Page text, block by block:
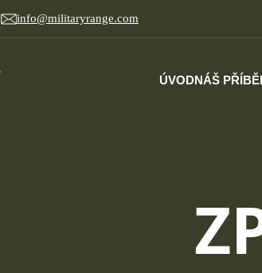
info@militaryrange.com
ÚVODNÁŠ